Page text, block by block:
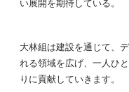
い展開を期待している。
大林組は建設を通じて、
れる領域を広げ、一人ひ
りに貢献していきます。